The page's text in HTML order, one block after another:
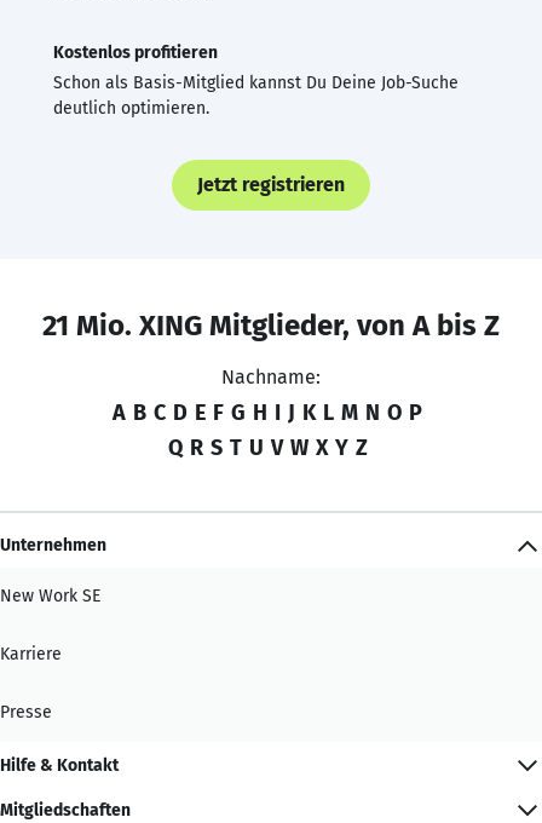
Kostenlos profitieren
Schon als Basis-Mitglied kannst Du Deine Job-Suche
deutlich optimieren.
Jetzt registrieren
21 Mio. XING Mitglieder, von A bis Z
Nachname:
A B C D E F G H I J K L M N O P
Q R S T U V W X Y Z
Unternehmen
New Work SE
Karriere
Presse
Hilfe & Kontakt
Mitgliedschaften